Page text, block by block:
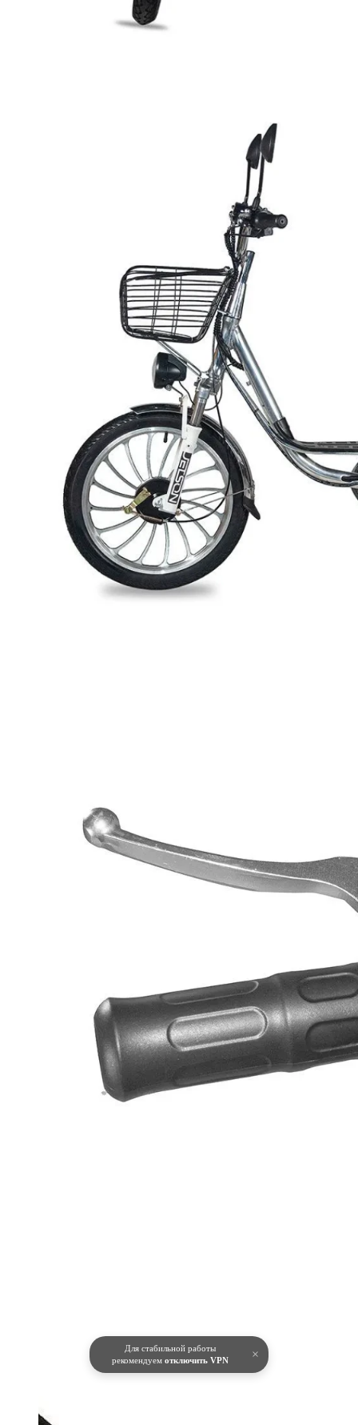
Для стабильной работы
рекомендуем отключить VPN ×